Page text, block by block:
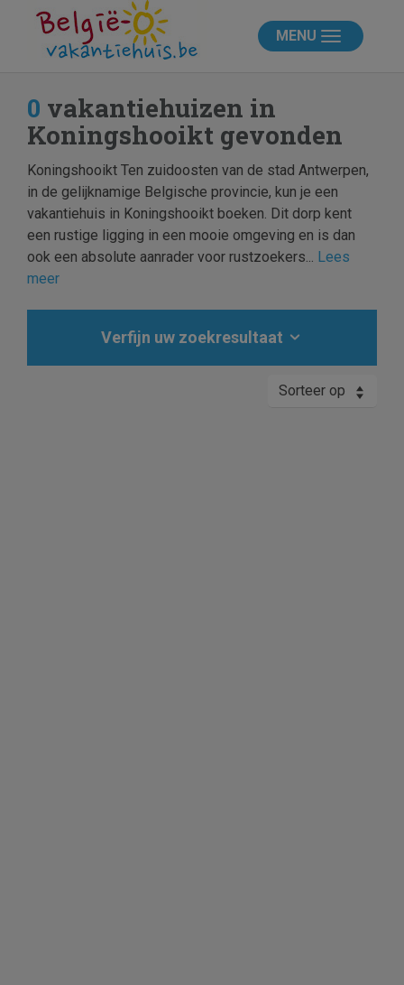
MENU
0 vakantiehuizen in
Koningshooikt gevonden
Koningshooikt Ten zuidoosten van de stad Antwerpen,
in de gelijknamige Belgische provincie, kun je een
vakantiehuis in Koningshooikt boeken. Dit dorp kent
een rustige ligging in een mooie omgeving en is dan
ook een absolute aanrader voor rustzoekers... Lees
meer
Verfijn uw zoekresultaat
Sorteer op